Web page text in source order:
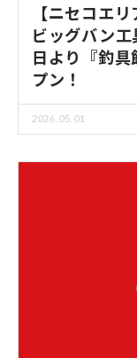
【ニセコエ
ビッグバン
日より『釣
プン！
2026.05.01